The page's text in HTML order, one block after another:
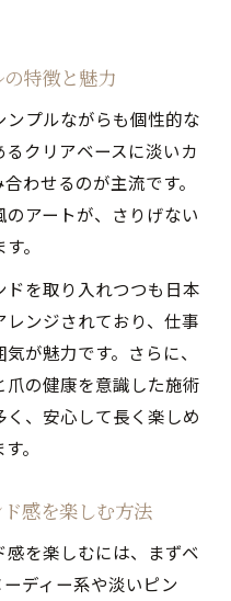
特徴と魅力
プルながらも個性的な
クリアベースに淡いカ
わせるのが主流です。
アートが、さりげない
。
を取り入れつつも日本
ンジされており、仕事
が魅力です。さらに、
の健康を意識した施術
、安心して長く楽しめ
。
感を楽しむ方法
感を楽しむには、まずベ
ディー系や淡いピン